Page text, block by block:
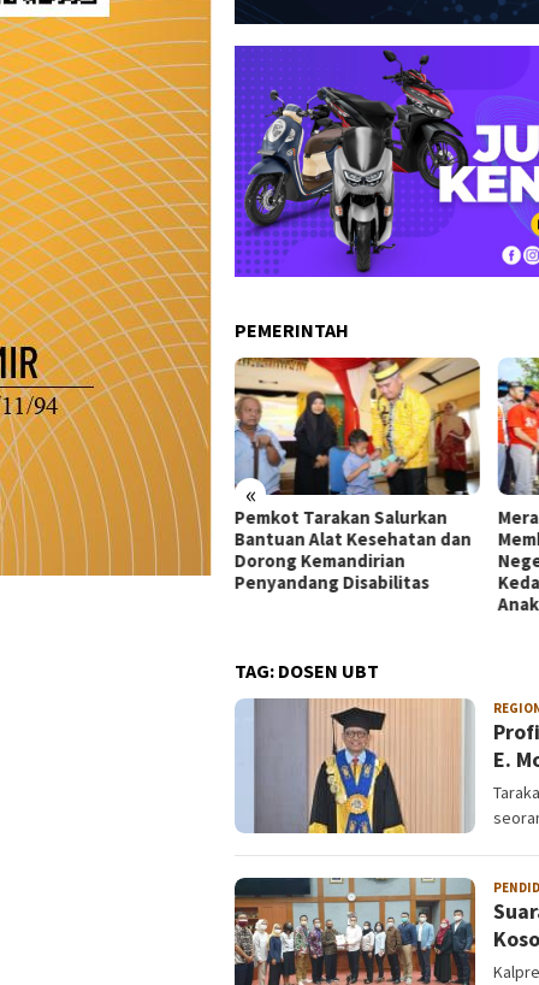
PEMERINTAH
«
Tarakan Salurkan
Alat Kesehatan dan
Kemandirian
Disabilitas
Merah Putih 81 Meter
Membentang di Batas
Negeri: Langkah Kaltara Jaga
Kedaulatan dan Masa Depan
di
TAG: DOSEN UBT
E.